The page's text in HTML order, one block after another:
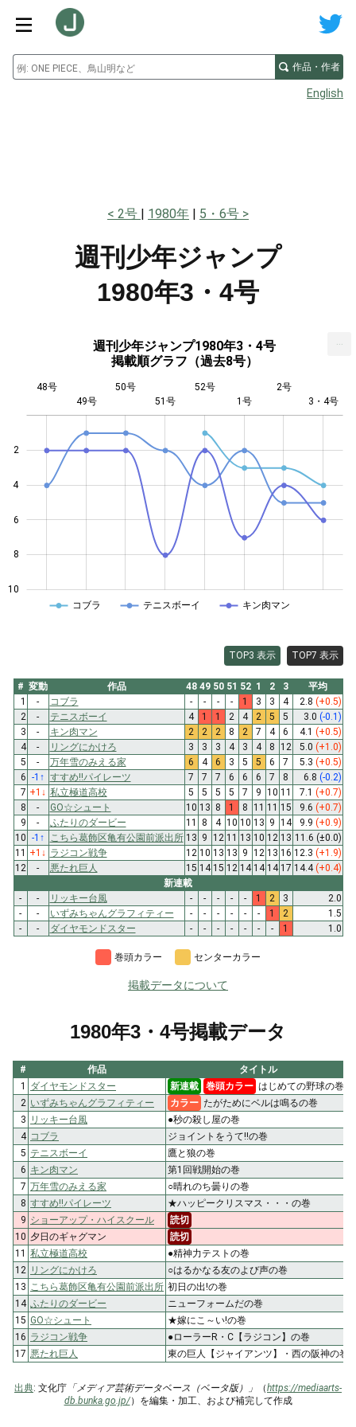
作品・作者
English
2号 1980年 5・6号
週刊少年ジャンプ
1980年3・4号
週刊少年ジャンプ1980年3・4号
掲載順グラフ（過去8号）
2
4
6
8
10
48号
49号
50号
51号
52号
1号
2号
3・4号
コブラ テニスボーイ キン肉マン
TOP3 表示 TOP7 表示
# 変動 作品 48 49 50 51 52 1 2 3
平均
1
- コブラ - - - - 1 3 3 4 2.8 (+0.5)
2
- テニスボーイ 4 1 1 2 4 2 5 5 3.0 (-0.1)
3
- キン肉マン 2 2 2 8 2 7 4 6 4.1 (+0.5)
4
- リングにかけろ 3 3 3 4 3 4 8 12 5.0 (+1.0)
5
- 万年雪のみえる家 6 4 6 3 5 5 6 7 5.3 (+0.5)
6 -1 ↑ すすめ!!パイレーツ 7 7 7 6 6 6 7 8 6.8 (-0.2)
7 +1 ↓ 私立極道高校 5 5 5 5 7 9 10 11 7.1 (+0.7)
8
- GO☆シュート 10 13 8 1 8 11 11 15 9.6 (+0.7)
9
- ふたりのダービー 11 8 4 10 10 13 9 14 9.9 (+0.9)
10 -1 ↑ こちら葛飾区亀有公園前派出所 13 9 12 11 13 10 12 13 11.6 (±0.0)
11 +1 ↓ ラジコン戦争 12 10 13 13 9 12 13 16 12.3 (+1.9)
12
- 悪たれ巨人 15 14 15 12 14 14 14 17 14.4(+0.4)
新連載
-
- リッキー台風 - - - - - 1 2 3
2.0
-
- いずみちゃんグラフィティー - - - - - - 1 2
1.5
-
- ダイヤモンドスター - - - - - - - 1 1.0
巻頭カラー センターカラー
掲載データについて
1980年3・4号掲載データ
# 作品
タイトル
1
ダイヤモンドスター 新連載 巻頭カラー はじめての野球の巻
2 いずみちゃんグラフィティー カラー たがためにベルは鳴るの巻
3 リッキー台風
●秒の殺し屋の巻
4 コブラ
ジョイントをうて!!の巻
5 テニスボーイ
鷹と狼の巻
6 キン肉マン
第1回戦開始の巻
7 万年雪のみえる家
○晴れのち曇りの巻
8 すすめ!!パイレーツ
★ハッピークリスマス・・・の巻
9 ショーアップ・ハイスクール
読切
10 夕日のギャグマン
読切
11 私立極道高校
●精神力テストの巻
12
リングにかけろ
○はるかなる友のよび声の巻
13
こちら葛飾区亀有公園前派出所 初日の出!の巻
14 ふたりのダービー
ニューフォームだの巻
15 GO☆シュート
★嫁にこ～い!の巻
16 ラジコン戦争
●ローラーR・C【ラジコン】の巻
17 悪たれ巨人 東の巨人【ジャイアンツ】・西の阪神の巻
出典: 文化庁 「メディア芸術データベース（ベータ版）」 （https://mediaarts-
db.bunka.go.jp/）を編集・加工、および補完して作成